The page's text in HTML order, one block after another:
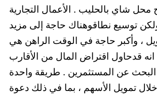
محل شاي بالحليب . الأعمال التجارية
توسيع نطاقوهناك حاجة إلى مزيد
، وأكبر حاجة في الوقت الراهن هي
انه قدحاول اقتراض المال من الأقارب
البحث عن المستثمرين . طريقة واحدة
تمويل الأسهم ، بما في ذلك دعوة